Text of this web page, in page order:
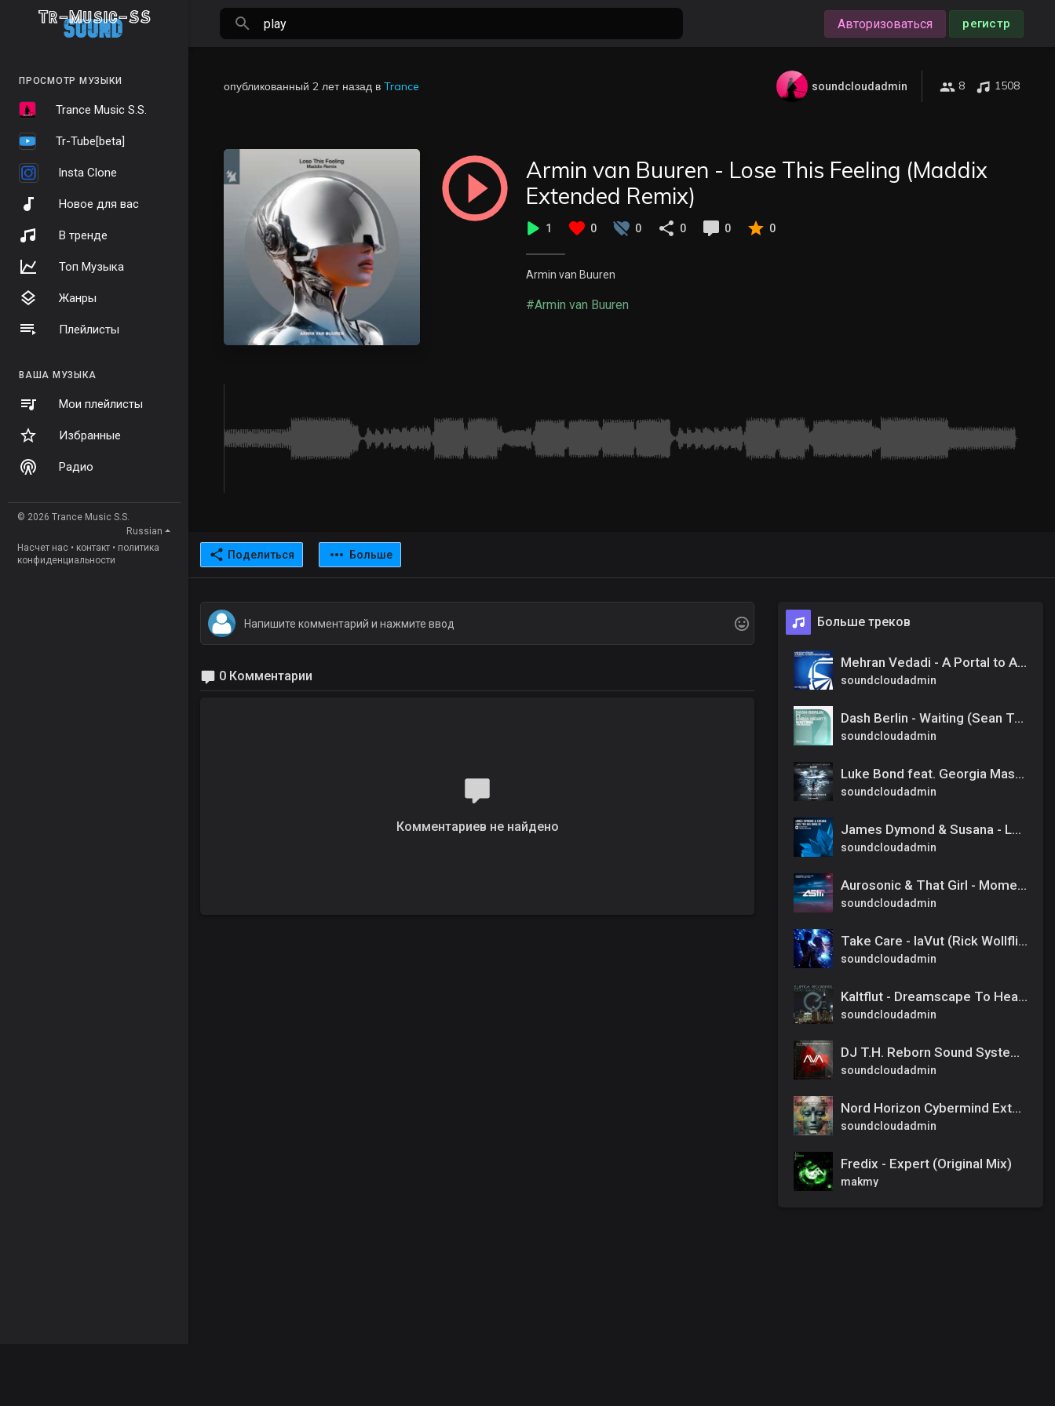
ПРОСМОТР МУЗЫКИ
Trance Music S.S.
Tr-Tube[beta]
Insta Clone
Новое для вас
В тренде
Топ Музыка
Жанры
Плейлисты
ВАША МУЗЫКА
Мои плейлисты
Избранные
Радио
© 2026 Trance Music S.S.
Russian
Насчет нас • контакт • политика
конфиденциальности
Авторизоваться регистр
опубликованный 2 лет назад в Trance soundcloudadmin 8 1508
Armin van Buuren - Lose This Feeling (Maddix
Extended Remix)
1 0 0 0 0 0
Armin van Buuren
#Armin van Buuren
Поделиться Больше
0 Комментарии
Комментариев не найдено
Больше треков
Mehran Vedadi - A Portal to Another Dimension (Original Mix)
soundcloudadmin
Dash Berlin - Waiting (Sean Tyas Dub Mix)
soundcloudadmin
Luke Bond feat. Georgia Mason - Alone (Simon McLeod Rework)
soundcloudadmin
James Dymond & Susana - Love You Are Made Of [FULL] (Amsterdam Trance)
soundcloudadmin
Aurosonic & That Girl - Moments Like This (Radio Edit)
soundcloudadmin
Take Care - IaVut (Rick Wollflich Remix)
soundcloudadmin
Kaltflut - Dreamscape To Heaven
soundcloudadmin
DJ T.H. Reborn Sound System & Michele C - Happily Never After (Extended Mix)
soundcloudadmin
Nord Horizon Cybermind Extended Mix
soundcloudadmin
Fredix - Expert (Original Mix)
makmy